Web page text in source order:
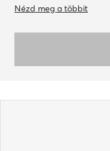
Nézd meg a többit